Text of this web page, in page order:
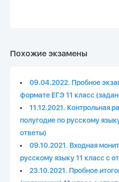
Похожие экзамены
09.04.2022. Пробное
формате ЕГЭ 11 класс
11.12.2021. Контрольная
полугодие по русскому
ответы)
09.10.2021. Входная
русскому языку 11 класс с
23.10.2021. Пробное